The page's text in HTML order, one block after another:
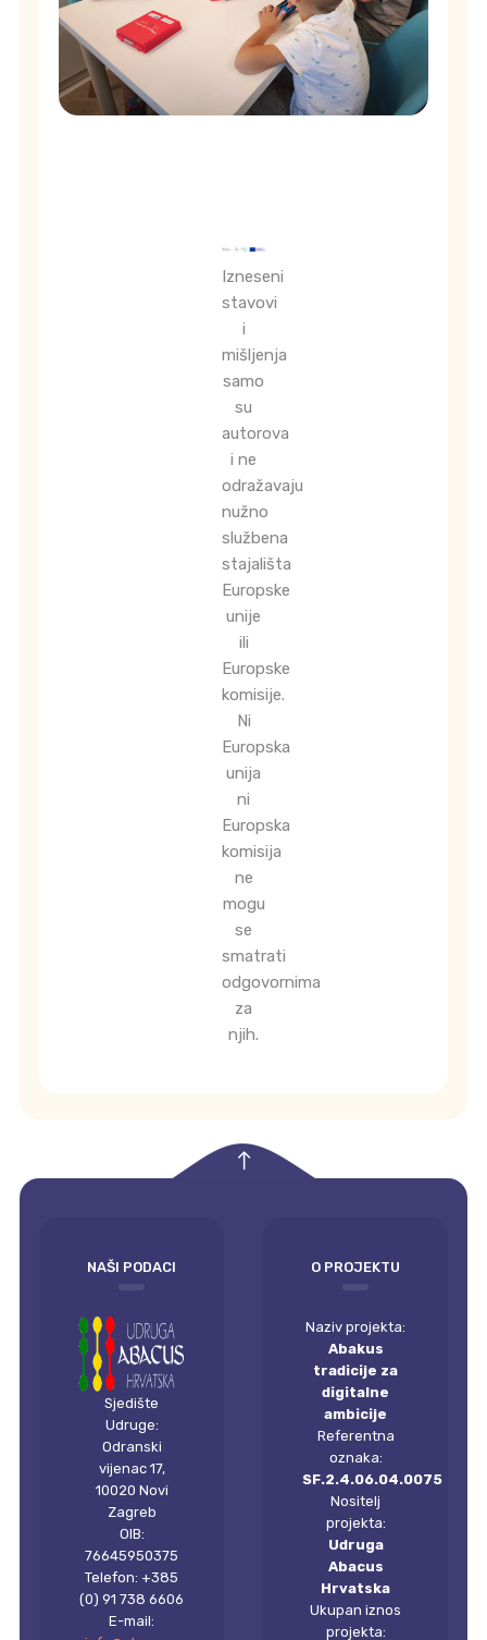
Izneseni
stavovi
i
mišljenja
samo
su
autorova
i ne
odražavaju
nužno
službena
stajališta
Europske
unije
ili
Europske
komisije.
Ni
Europska
unija
ni
Europska
komisija
ne
mogu
se
smatrati
odgovornima
za
njih.
NAŠI PODACI
Sjedište
Udruge:
Odranski
vijenac 17,
10020 Novi
Zagreb
OIB:
76645950375
Telefon: +385
(0) 91 738 6606
E-mail:
O PROJEKTU
Naziv projekta:
Abakus
tradicije za
digitalne
ambicije
Referentna
oznaka:
SF.2.4.06.04.0075
Nositelj
projekta:
Udruga
Abacus
Hrvatska
Ukupan iznos
projekta: